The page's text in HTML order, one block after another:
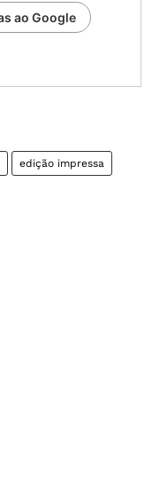
ao Google
edição impressa